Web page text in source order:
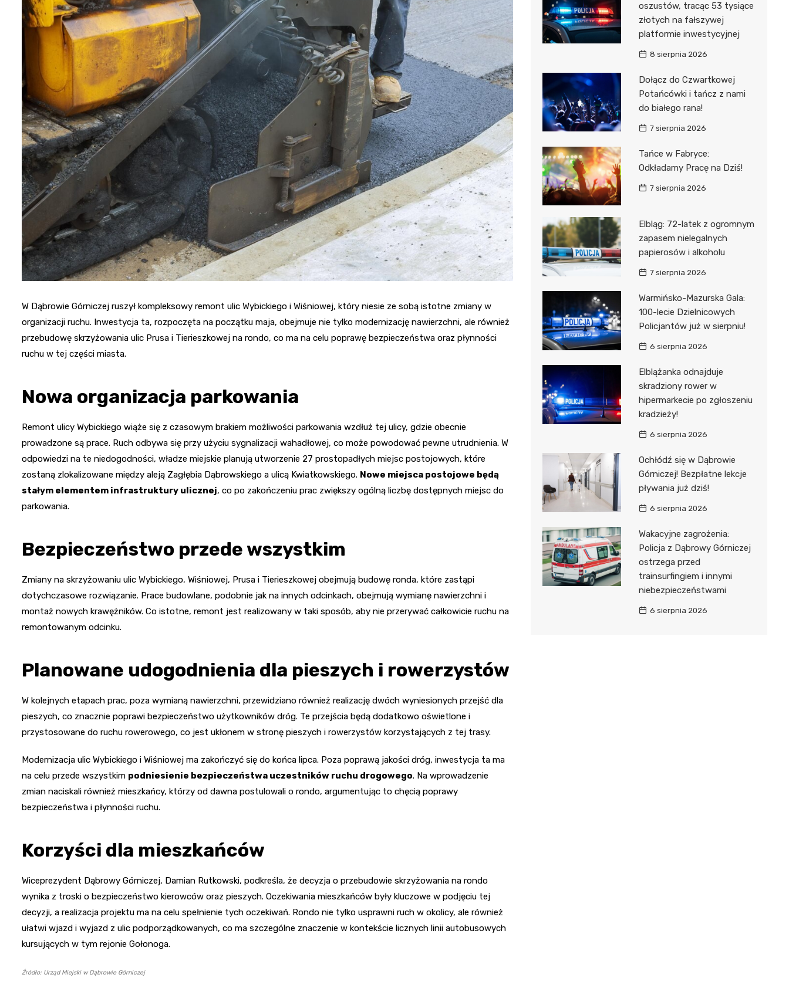
Poczta
Kino
Księgarnia
W Dąbrowie Górniczej ruszył kompleksowy remont ulic Wybickiego i Wiśniowej, który niesie ze sobą istotne zmiany w
organizacji ruchu. Inwestycja ta, rozpoczęta na początku maja, obejmuje nie tylko modernizację nawierzchni, ale również
przebudowę skrzyżowania ulic Prusa i Tierieszkowej na rondo, co ma na celu poprawę bezpieczeństwa oraz płynności
ruchu w tej części miasta.
Nowa organizacja parkowania
Remont ulicy Wybickiego wiąże się z czasowym brakiem możliwości parkowania wzdłuż tej ulicy, gdzie obecnie
prowadzone są prace. Ruch odbywa się przy użyciu sygnalizacji wahadłowej, co może powodować pewne utrudnienia. W
odpowiedzi na te niedogodności, władze miejskie planują utworzenie 27 prostopadłych miejsc postojowych, które
zostaną zlokalizowane między aleją Zagłębia Dąbrowskiego a ulicą Kwiatkowskiego. Nowe miejsca postojowe będą
stałym elementem infrastruktury ulicznej, co po zakończeniu prac zwiększy ogólną liczbę dostępnych miejsc do
parkowania.
Bezpieczeństwo przede wszystkim
Zmiany na skrzyżowaniu ulic Wybickiego, Wiśniowej, Prusa i Tierieszkowej obejmują budowę ronda, które zastąpi
dotychczasowe rozwiązanie. Prace budowlane, podobnie jak na innych odcinkach, obejmują wymianę nawierzchni i
montaż nowych krawężników. Co istotne, remont jest realizowany w taki sposób, aby nie przerywać całkowicie ruchu na
remontowanym odcinku.
Planowane udogodnienia dla pieszych i rowerzystów
W kolejnych etapach prac, poza wymianą nawierzchni, przewidziano również realizację dwóch wyniesionych przejść dla
pieszych, co znacznie poprawi bezpieczeństwo użytkowników dróg. Te przejścia będą dodatkowo oświetlone i
przystosowane do ruchu rowerowego, co jest ukłonem w stronę pieszych i rowerzystów korzystających z tej trasy.
Modernizacja ulic Wybickiego i Wiśniowej ma zakończyć się do końca lipca. Poza poprawą jakości dróg, inwestycja ta ma
na celu przede wszystkim podniesienie bezpieczeństwa uczestników ruchu drogowego. Na wprowadzenie
zmian naciskali również mieszkańcy, którzy od dawna postulowali o rondo, argumentując to chęcią poprawy
bezpieczeństwa i płynności ruchu.
Korzyści dla mieszkańców
Wiceprezydent Dąbrowy Górniczej, Damian Rutkowski, podkreśla, że decyzja o przebudowie skrzyżowania na rondo
wynika z troski o bezpieczeństwo kierowców oraz pieszych. Oczekiwania mieszkańców były kluczowe w podjęciu tej
decyzji, a realizacja projektu ma na celu spełnienie tych oczekiwań. Rondo nie tylko usprawni ruch w okolicy, ale również
ułatwi wjazd i wyjazd z ulic podporządkowanych, co ma szczególne znaczenie w kontekście licznych linii autobusowych
kursujących w tym rejonie Gołonoga.
Źródło: Urząd Miejski w Dąbrowie Górniczej
oszustów, tracąc 53 tysiące
złotych na fałszywej
platformie inwestycyjnej
8 sierpnia 2026
Dołącz do Czwartkowej
Potańcówki i tańcz z nami
do białego rana!
7 sierpnia 2026
Tańce w Fabryce:
Odkładamy Pracę na Dziś!
7 sierpnia 2026
Elbląg: 72-latek z ogromnym
zapasem nielegalnych
papierosów i alkoholu
7 sierpnia 2026
Warmińsko-Mazurska Gala:
100-lecie Dzielnicowych
Policjantów już w sierpniu!
6 sierpnia 2026
Elblążanka odnajduje
skradziony rower w
hipermarkecie po zgłoszeniu
kradzieży!
6 sierpnia 2026
Ochłódź się w Dąbrowie
Górniczej! Bezpłatne lekcje
pływania już dziś!
6 sierpnia 2026
Wakacyjne zagrożenia:
Policja z Dąbrowy Górniczej
ostrzega przed
trainsurfingiem i innymi
niebezpieczeństwami
6 sierpnia 2026